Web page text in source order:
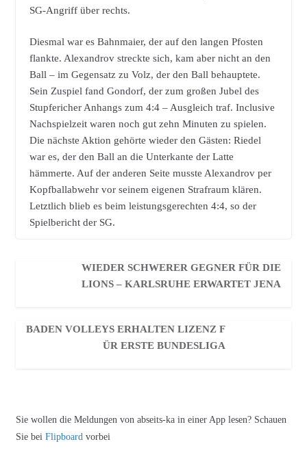
SG-Angriff über rechts.
Diesmal war es Bahnmaier, der auf den langen Pfosten
flankte. Alexandrov streckte sich, kam aber nicht an den
Ball – im Gegensatz zu Volz, der den Ball behauptete.
Sein Zuspiel fand Gondorf, der zum großen Jubel des
Stupfericher Anhangs zum 4:4 – Ausgleich traf. Inclusive
Nachspielzeit waren noch gut zehn Minuten zu spielen.
Die nächste Aktion gehörte wieder den Gästen: Riedel
war es, der den Ball an die Unterkante der Latte
hämmerte. Auf der anderen Seite musste Alexandrov per
Kopfballabwehr vor seinem eigenen Strafraum klären.
Letztlich blieb es beim leistungsgerechten 4:4, so der
Spielbericht der SG.
WIEDER SCHWERER GEGNER FÜR DIE
LIONS – KARLSRUHE ERWARTET JENA
BADEN VOLLEYS ERHALTEN LIZENZ F
ÜR ERSTE BUNDESLIGA
Sie wollen die Meldungen von abseits-ka in einer App lesen? Schauen
Sie bei Flipboard vorbei